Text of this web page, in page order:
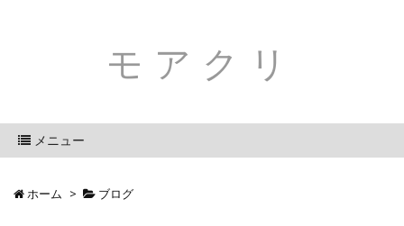
モアクリ
メニュー
ホーム > ブログ